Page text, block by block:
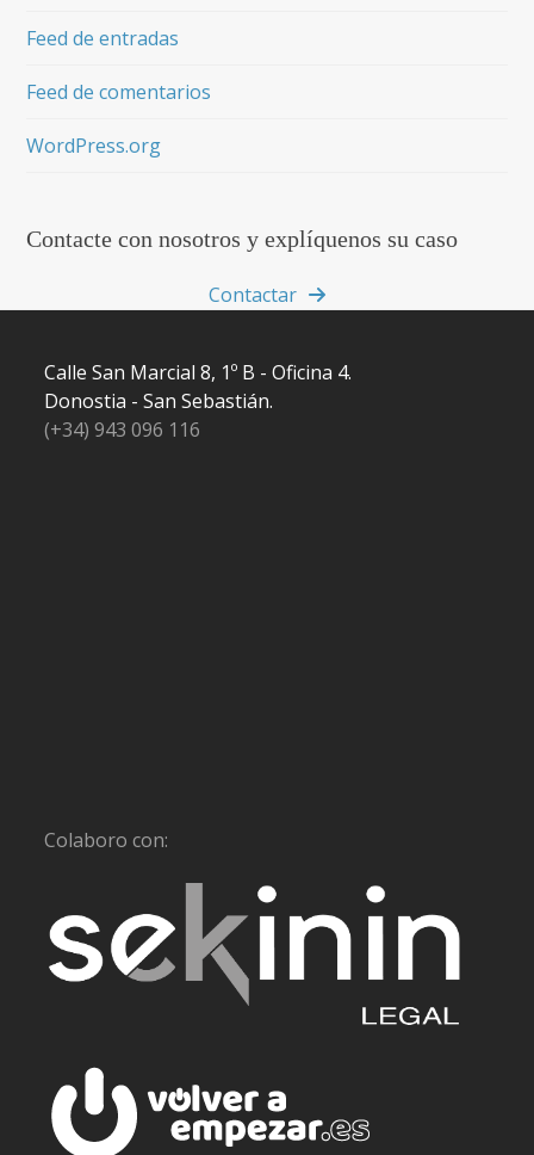
Feed de entradas
Feed de comentarios
WordPress.org
Contacte con nosotros y explíquenos su caso
Contactar
Calle San Marcial 8, 1º B - Oficina 4.
Donostia - San Sebastián.
(+34) 943 096 116
Colaboro con: